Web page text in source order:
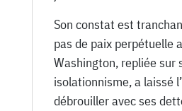
Son constat est
pas de paix perpétuelle
Washington, repliée sur
isolationnisme, a laissé
débrouiller avec ses